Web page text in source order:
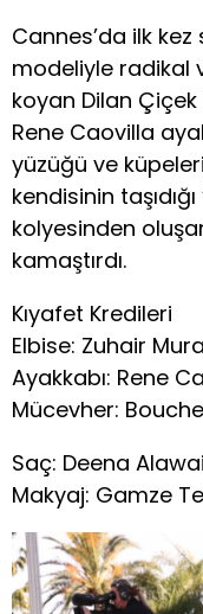
Cannes’da ilk
modeliyle radikal
koyan Dilan
Rene Caovilla
yüzüğü ve
kendisinin
kolyesinden
kamaştırdı.
Kıyafet Kredileri
Elbise: Zuhair
Ayakkabı: Rene
Mücevher:
Saç: Deena
Makyaj: Gamze